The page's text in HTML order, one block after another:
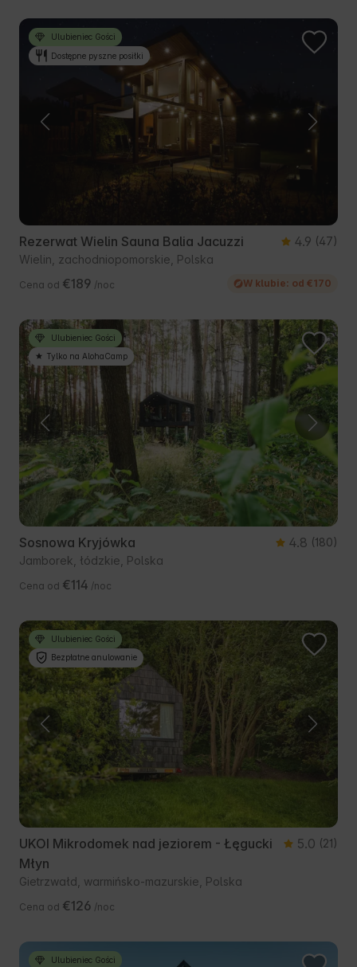
Ulubieniec Gości
Dostępne pyszne posiłki
Rezerwat Wielin Sauna Balia Jacuzzi 4.9 (47)
Wielin, zachodniopomorskie, Polska
Cena od €189 /noc W klubie: od €170
Ulubieniec Gości
Tylko na AlohaCamp
Sosnowa Kryjówka 4.8 (180)
Jamborek, łódzkie, Polska
Cena od €114 /noc
Ulubieniec Gości
Bezpłatne anulowanie
UKOI Mikrodomek nad jeziorem - Łęgucki
Młyn
5.0 (21)
Gietrzwałd, warmińsko-mazurskie, Polska
Cena od €126 /noc
Ulubieniec Gości